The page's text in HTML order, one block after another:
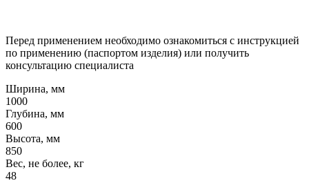
Перед применением необходимо ознакомиться с инструкцией
по применению (паспортом изделия) или получить
консультацию специалиста
Ширина, мм
1000
Глубина, мм
600
Высота, мм
850
Вес, не более, кг
48